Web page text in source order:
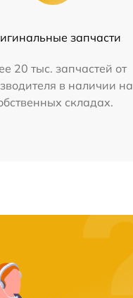
запчасти
20 тыс. запчастей от
в наличии на
складах.